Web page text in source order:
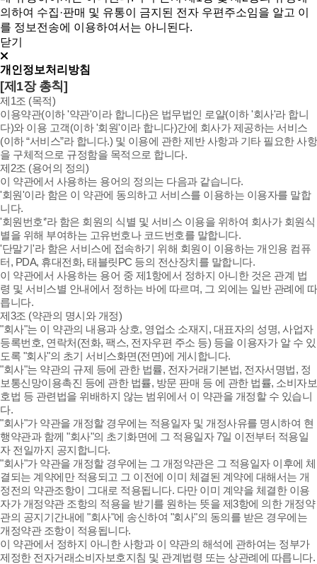
의하여 수집·판매 및 유통이 금지된 전자 우편주소임을 알고 이
를 정보전송에 이용하여서는 아니된다.
닫기
개인정보처리방침
[제1장 총칙]
제1조 (목적)
이용약관(이하 '약관'이라 합니다)은 법무법인 로얄(이하 '회사'라 합니
다)와 이용 고객(이하 '회원'이라 합니다)간에 회사가 제공하는 서비스
(이하 “서비스”라 합니다.) 및 이용에 관한 제반 사항과 기타 필요한 사항
을 구체적으로 규정함을 목적으로 합니다.
제2조 (용어의 정의)
이 약관에서 사용하는 용어의 정의는 다음과 같습니다.
'회원'이라 함은 이 약관에 동의하고 서비스를 이용하는 이용자를 말합
니다.
'회원번호‘’라 함은 회원의 식별 및 서비스 이용을 위하여 회사가 회원식
별을 위해 부여하는 고유번호나 코드번호를 말합니다.
'단말기'라 함은 서비스에 접속하기 위해 회원이 이용하는 개인용 컴퓨
터, PDA, 휴대전화, 태블릿PC 등의 전산장치를 말합니다.
이 약관에서 사용하는 용어 중 제1항에서 정하지 아니한 것은 관계 법
령 및 서비스별 안내에서 정하는 바에 따르며, 그 외에는 일반 관례에 따
릅니다.
제3조 (약관의 명시와 개정)
"회사"는 이 약관의 내용과 상호, 영업소 소재지, 대표자의 성명, 사업자
등록번호, 연락처(전화, 팩스, 전자우편 주소 등) 등을 이용자가 알 수 있
도록 "회사"의 초기 서비스화면(전면)에 게시합니다.
"회사"는 약관의 규제 등에 관한 법률, 전자거래기본법, 전자서명법, 정
보통신망이용촉진 등에 관한 법률, 방문 판매 등 에 관한 법률, 소비자보
호법 등 관련법을 위배하지 않는 범위에서 이 약관을 개정할 수 있습니
다.
"회사"가 약관을 개정할 경우에는 적용일자 및 개정사유를 명시하여 현
행약관과 함께 "회사"의 초기화면에 그 적용일자 7일 이전부터 적용일
자 전일까지 공지합니다.
"회사"가 약관을 개정할 경우에는 그 개정약관은 그 적용일자 이후에 체
결되는 계약에만 적용되고 그 이전에 이미 체결된 계약에 대해서는 개
정전의 약관조항이 그대로 적용됩니다. 다만 이미 계약을 체결한 이용
자가 개정약관 조항의 적용을 받기를 원하는 뜻을 제3항에 의한 개정약
관의 공지기간내에 "회사"에 송신하여 "회사"의 동의를 받은 경우에는
개정약관 조항이 적용됩니다.
이 약관에서 정하지 아니한 사항과 이 약관의 해석에 관하여는 정부가
제정한 전자거래소비자보호지침 및 관계법령 또는 상관례에 따릅니다.